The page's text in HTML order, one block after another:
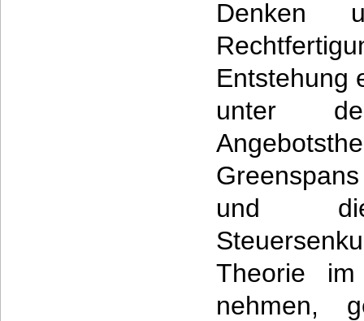
Denken
Entstehung
unter
und die
Theorie
nehmen,